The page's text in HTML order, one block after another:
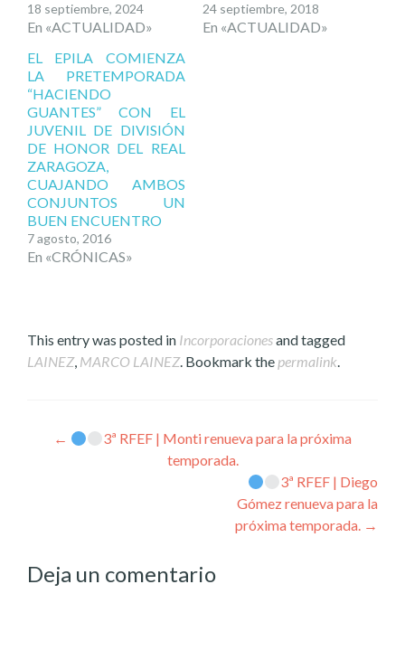
18 septiembre, 2024
En «ACTUALIDAD»
24 septiembre, 2018
En «ACTUALIDAD»
EL EPILA COMIENZA
LA PRETEMPORADA
“HACIENDO
GUANTES” CON EL
JUVENIL DE DIVISIÓN
DE HONOR DEL REAL
ZARAGOZA,
CUAJANDO AMBOS
CONJUNTOS UN
BUEN ENCUENTRO
7 agosto, 2016
En «CRÓNICAS»
This entry was posted in Incorporacionesand tagged
LAINEZ, MARCO LAINEZ. Bookmark the permalink.
Post
navigation
←
3ª RFEF | Monti renueva para la próxima
temporada.
3ª RFEF | Diego
Gómez renueva para la
próxima temporada. →
Deja un comentario